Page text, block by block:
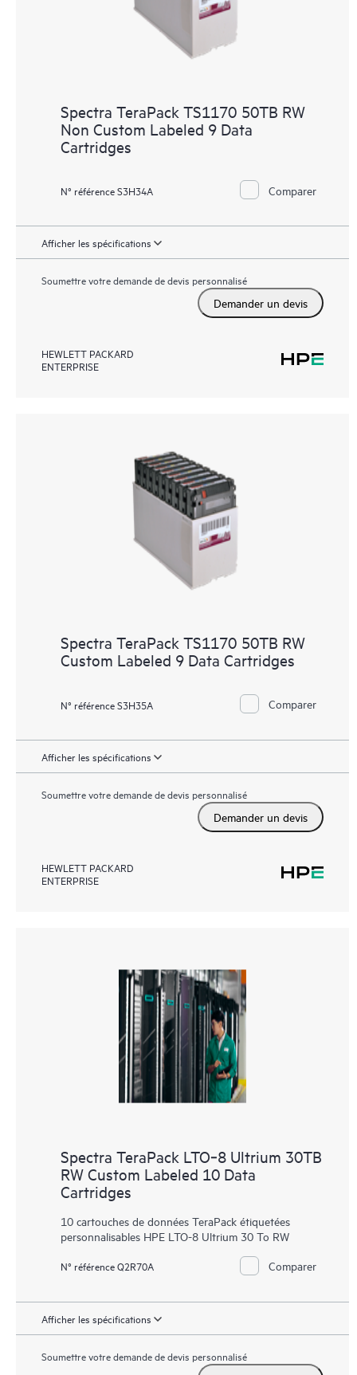
Spectra TeraPack TS1170 50TB RW
Non Custom Labeled 9 Data
Cartridges
N° référence S3H34A Comparer
Afficher les spécifications
Soumettre votre demande de devis personnalisé
Demander un devis
HEWLETT PACKARD
ENTERPRISE
Spectra TeraPack TS1170 50TB RW
Custom Labeled 9 Data Cartridges
N° référence S3H35A Comparer
Afficher les spécifications
Soumettre votre demande de devis personnalisé
Demander un devis
HEWLETT PACKARD
ENTERPRISE
Spectra TeraPack LTO‑8 Ultrium 30TB
RW Custom Labeled 10 Data
Cartridges
10 cartouches de données TeraPack étiquetées
personnalisables HPE LTO-8 Ultrium 30 To RW
N° référence Q2R70A Comparer
Afficher les spécifications
Soumettre votre demande de devis personnalisé